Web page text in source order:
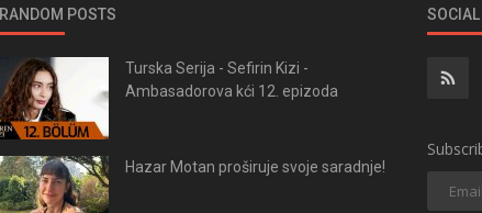
RANDOM POSTS
Turska Serija - Sefirin Kizi -
Ambasadorova kći 12. epizoda
Hazar Motan proširuje svoje saradnje!